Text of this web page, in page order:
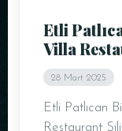
Etli
Villa
28 Mart 2025
Etli Patlıcan
Restaurant